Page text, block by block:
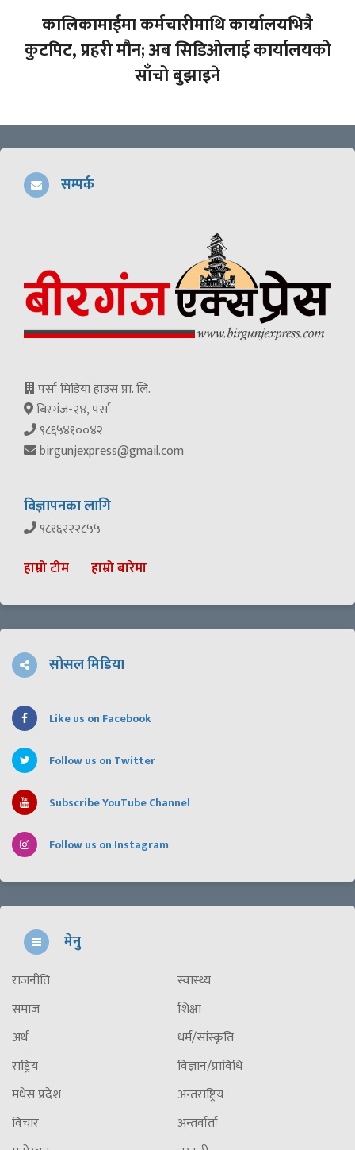
कालिकामाईमा कर्मचारीमाथि कार्यालयभित्रै
कुटपिट, प्रहरी मौन; अब सिडिओलाई कार्यालयको
साँचो बुझाइने
सम्पर्क
पर्सा मिडिया हाउस प्रा. लि.
बिरगंज-२४, पर्सा
९८६५४१००४२
birgunjexpress@gmail.com
विज्ञापनका लागि
९८१६२२२८५५
हाम्रो टीम हाम्रो बारेमा
सोसल मिडिया
Like us on Facebook
Follow us on Twitter
Subscribe YouTube Channel
Follow us on Instagram
मेनु
राजनीति
समाज
अर्थ
राष्ट्रिय
मधेस प्रदेश
विचार
स्वास्थ्य
शिक्षा
धर्म/सांस्कृति
विज्ञान/प्राविधि
अन्तराष्ट्रिय
अन्तर्वार्ता